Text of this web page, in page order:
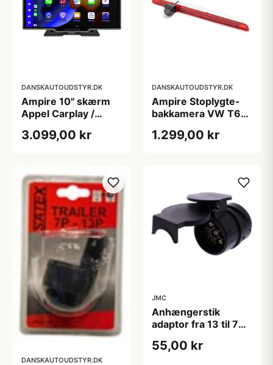
DANSKAUTOUDSTYR.DK
Ampire 10" skærm
Appel Carplay /
dashcam bakkamera
3.099,00 kr
DANSKAUTOUDSTYR.DK
Ampire Stoplygte-
bakkamera VW T6
1.299,00 kr
DANSKAUTOUDSTYR.DK
JMC
Anhængerstik
adaptor fra 13 til 7
55,00 kr